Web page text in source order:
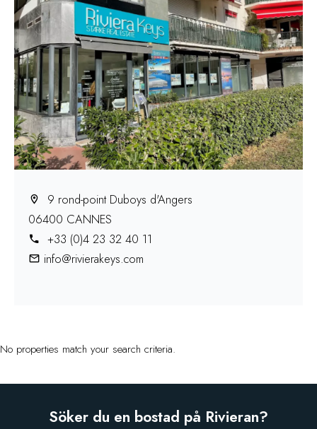
9 rond-point Duboys d'Angers
06400 CANNES
+33 (0)4 23 32 40 11
info@rivierakeys.com
No properties match your search criteria.
Söker du en bostad på Rivieran?